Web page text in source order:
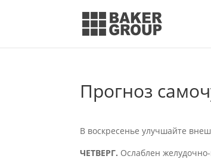
Прогноз
В воскресенье улучшайте
ЧЕТВЕРГ. Ослаблен